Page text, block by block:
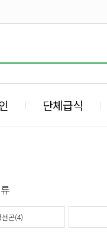
단체급식
선곤(4)